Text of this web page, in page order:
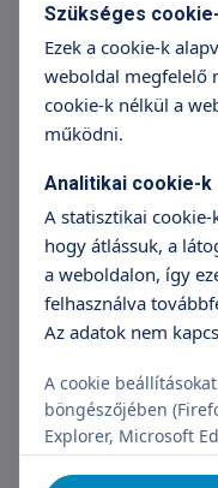
+36 70 659
Homlokráncok
68 990 Ft
+36 70
Orr feletti
kezelése
45 990 Ft
+36 70 659
Szükséges
Ezek a cookie-k
weboldal megfelelő
cookie-k nélkül a
működni.
Analitikai cookie-k
A statisztikai
hogy átlássuk, a
a weboldalon, így
felhasználva
Az adatok nem
A cookie
böngészőjében
Explorer, Microsoft